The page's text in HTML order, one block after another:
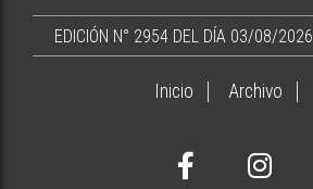
EDICIÓN N° 2954 DEL DÍA 03/08/2026
Inicio Archivo